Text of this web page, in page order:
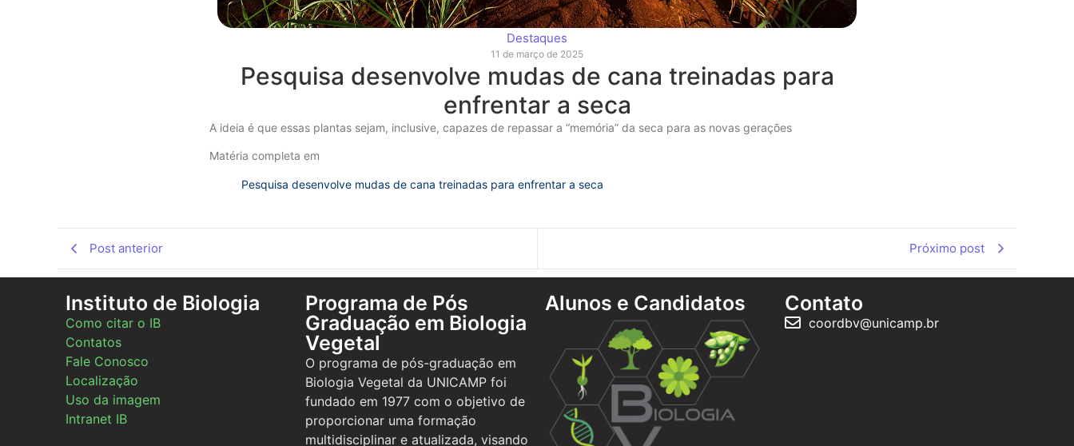
Destaques
11 de março de 2025
Pesquisa desenvolve mudas de cana treinadas para
enfrentar a seca
A ideia é que essas plantas sejam, inclusive, capazes de repassar a “memória” da seca para as novas gerações
Matéria completa em
Pesquisa desenvolve mudas de cana treinadas para enfrentar a seca
Post anterior Próximo post
Instituto de Biologia
Como citar o IB
Contatos
Fale Conosco
Localização
Uso da imagem
Intranet IB
Programa de Pós
Graduação em Biologia
Vegetal
O programa de pós-graduação em
Biologia Vegetal da UNICAMP foi
fundado em 1977 com o objetivo de
proporcionar uma formação
multidisciplinar e atualizada, visando
Alunos e Candidatos Contato
coordbv@unicamp.br